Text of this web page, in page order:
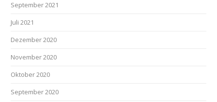
September 2021
Juli 2021
Dezember 2020
November 2020
Oktober 2020
September 2020